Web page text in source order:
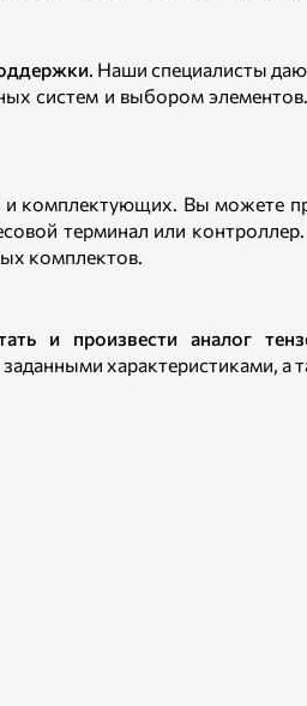
. Наши специалисты
систем и выбором
комплектующих. Вы можете
терминал или
комплектов.
и произвести аналог
заданными характеристиками,